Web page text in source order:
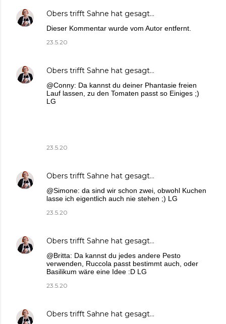
Obers trifft Sahne hat gesagt…
Dieser Kommentar wurde vom Autor entfernt.
23.5.20
Obers trifft Sahne hat gesagt…
@Conny: Da kannst du deiner Phantasie freien
Lauf lassen, zu den Tomaten passt so Einiges ;)
LG
23.5.20
Obers trifft Sahne hat gesagt…
@Simone: da sind wir schon zwei, obwohl Kuchen
lasse ich eigentlich auch nie stehen ;) LG
23.5.20
Obers trifft Sahne hat gesagt…
@Britta: Da kannst du jedes andere Pesto
verwenden, Ruccola passt bestimmt auch, oder
Basilikum wäre eine Idee :D LG
23.5.20
Obers trifft Sahne hat gesagt…